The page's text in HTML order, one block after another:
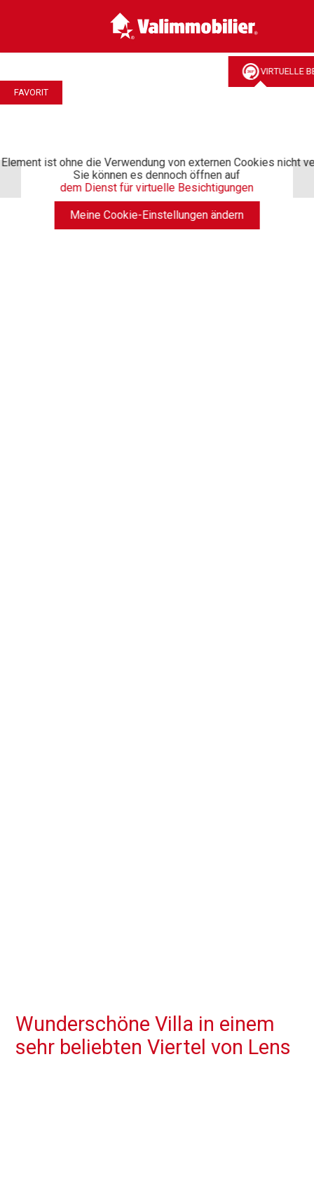
VIRTUELLE
ist ohne die Verwendung von externen Cookies nicht
Sie können es dennoch öffnen auf
dem Dienst für virtuelle Besichtigungen
Meine Cookie-Einstellungen ändern
FAVORIT
Wunderschöne Villa in einem
sehr beliebten Viertel von Lens